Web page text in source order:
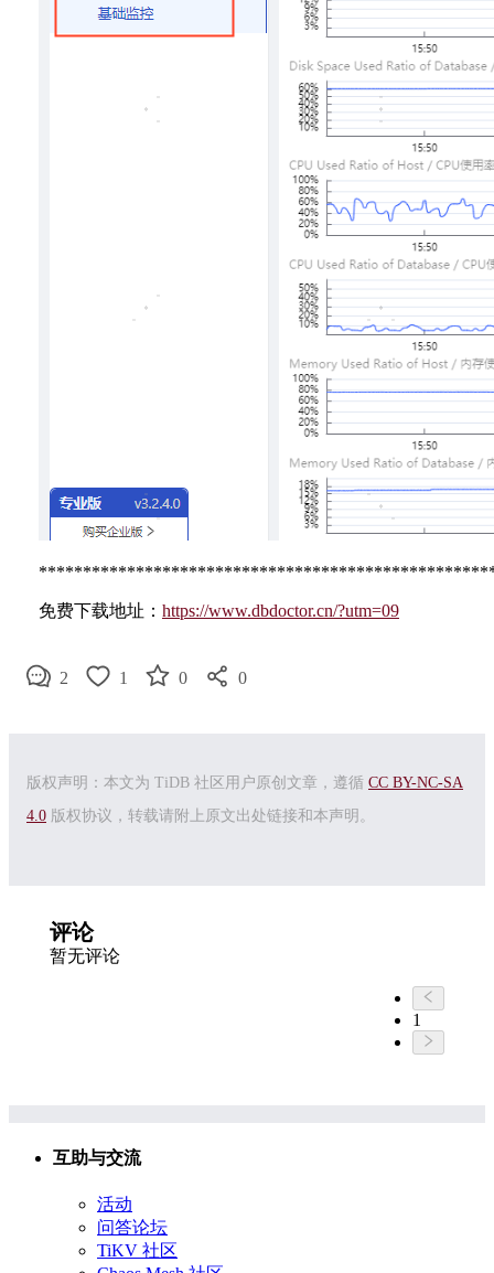
免费下载地址： https://www.dbdoctor.cn/?utm=09
2 1 0 0
版权声明：本文为 TiDB 社区用户原创文章，遵循 CC BY-NC-SA
4.0 版权协议，转载请附上原文出处链接和本声明。
评论
暂无评论
1
互助与交流
活动
问答论坛
TiKV 社区